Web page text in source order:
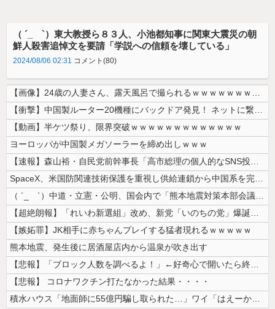
（ ´_ゝ`）東大教授ら８３人、小池都知事に関東大震災の朝
鮮人殺害追悼文を要請「学説への信頼を壊している」
2024/08/06 02:31 コメント(80)
【画像】24歳の人妻さん、露天風呂で撮られるｗｗｗｗｗｗｗｗｗｗｗｗ...
【衝撃】中国製ルーター20機種にバックドア発見！ ネットに繋ぐだけで3...
【動画】半ケツ祭り、限界突破ｗｗｗｗｗｗｗｗｗｗｗｗｗ
ヨーロッパが中国製メガソーラーを締め出しｗｗｗ
【速報】森山裕・自民党前幹事長「高市総理の個人的なSNS投稿が習近平主...
SpaceX、米国防関連技術保護を重視し供給連鎖から中国系を完全排除へ...
（ ´_ゝ`）中道・立憲・公明、国会内で「熊本地震対策本部会議」各省庁...
【超絶朗報】「れいわ新選組」改め、新党「いのちの党」爆誕！！！うおおお...
【嫉妬罪】JK相手に赤ちゃんプレイする猛者現れるｗｗｗｗｗ
熊本地震、発生後に居酒屋店内から温泉が吹き出す
【悲報】「ブロック人数を調べるよ！」←好奇心で開いたら終わるサイトだっ...
【悲報】 コロナワクチン打たなかった結果・・・・
積水ハウス「地面師に55億円騙し取られた…」ワイ「はえーかわいそう…会...